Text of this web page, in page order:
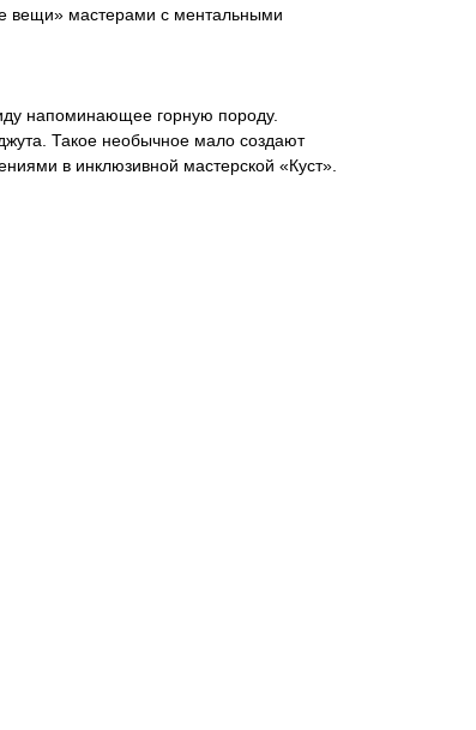
вещи» мастерами с ментальными
напоминающее горную породу.
Такое необычное мало создают
в инклюзивной мастерской «Куст».